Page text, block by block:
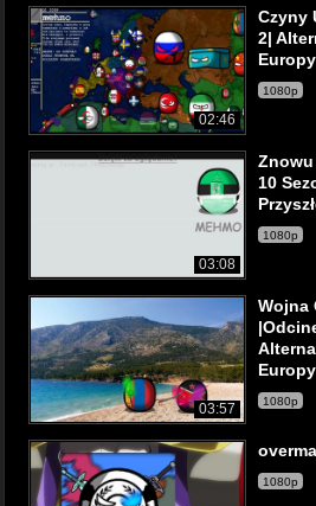
02:46
Czyny
2|
1080p
03:08
10
1080p
03:57
Wojna
1080p
1080p